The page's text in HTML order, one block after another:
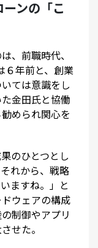
ンの「こ
、前職時代、
６年前と、創業
ては意識をし
金田氏と協働
められ関心を
のひとつとし
れから、戦略
ますね。」と
ウェアの構成
制御やアプリ
せた。